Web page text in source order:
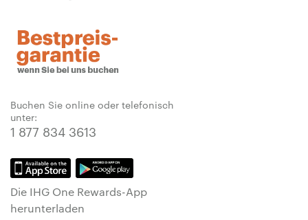
unter:
1 877 834 3613
Die IHG One Rewards-App
herunterladen
und mehrüber schnelle